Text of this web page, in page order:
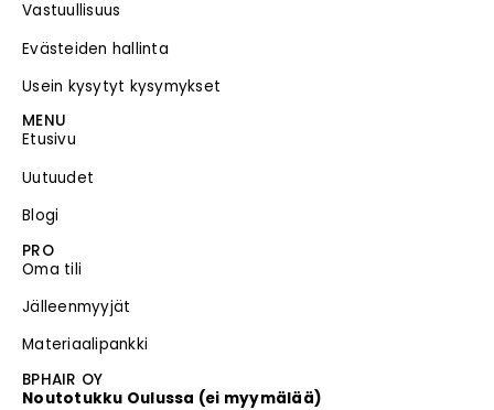
Vastuullisuus
Evästeiden hallinta
Usein kysytyt kysymykset
MENU
Etusivu
Uutuudet
Blogi
PRO
Oma tili
Jälleenmyyjät
Materiaalipankki
BPHAIR OY
Noutotukku Oulussa (ei myymälää)